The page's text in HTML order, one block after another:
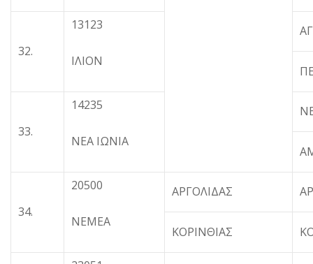
32.
13123
ΙΛΙΟΝ
33.
14235
ΝΕΑ ΙΩΝΙΑ
34.
20500
ΝΕΜΕΑ
ΑΡΓΟΛΙΔΑΣ
ΚΟΡΙΝΘΙΑΣ